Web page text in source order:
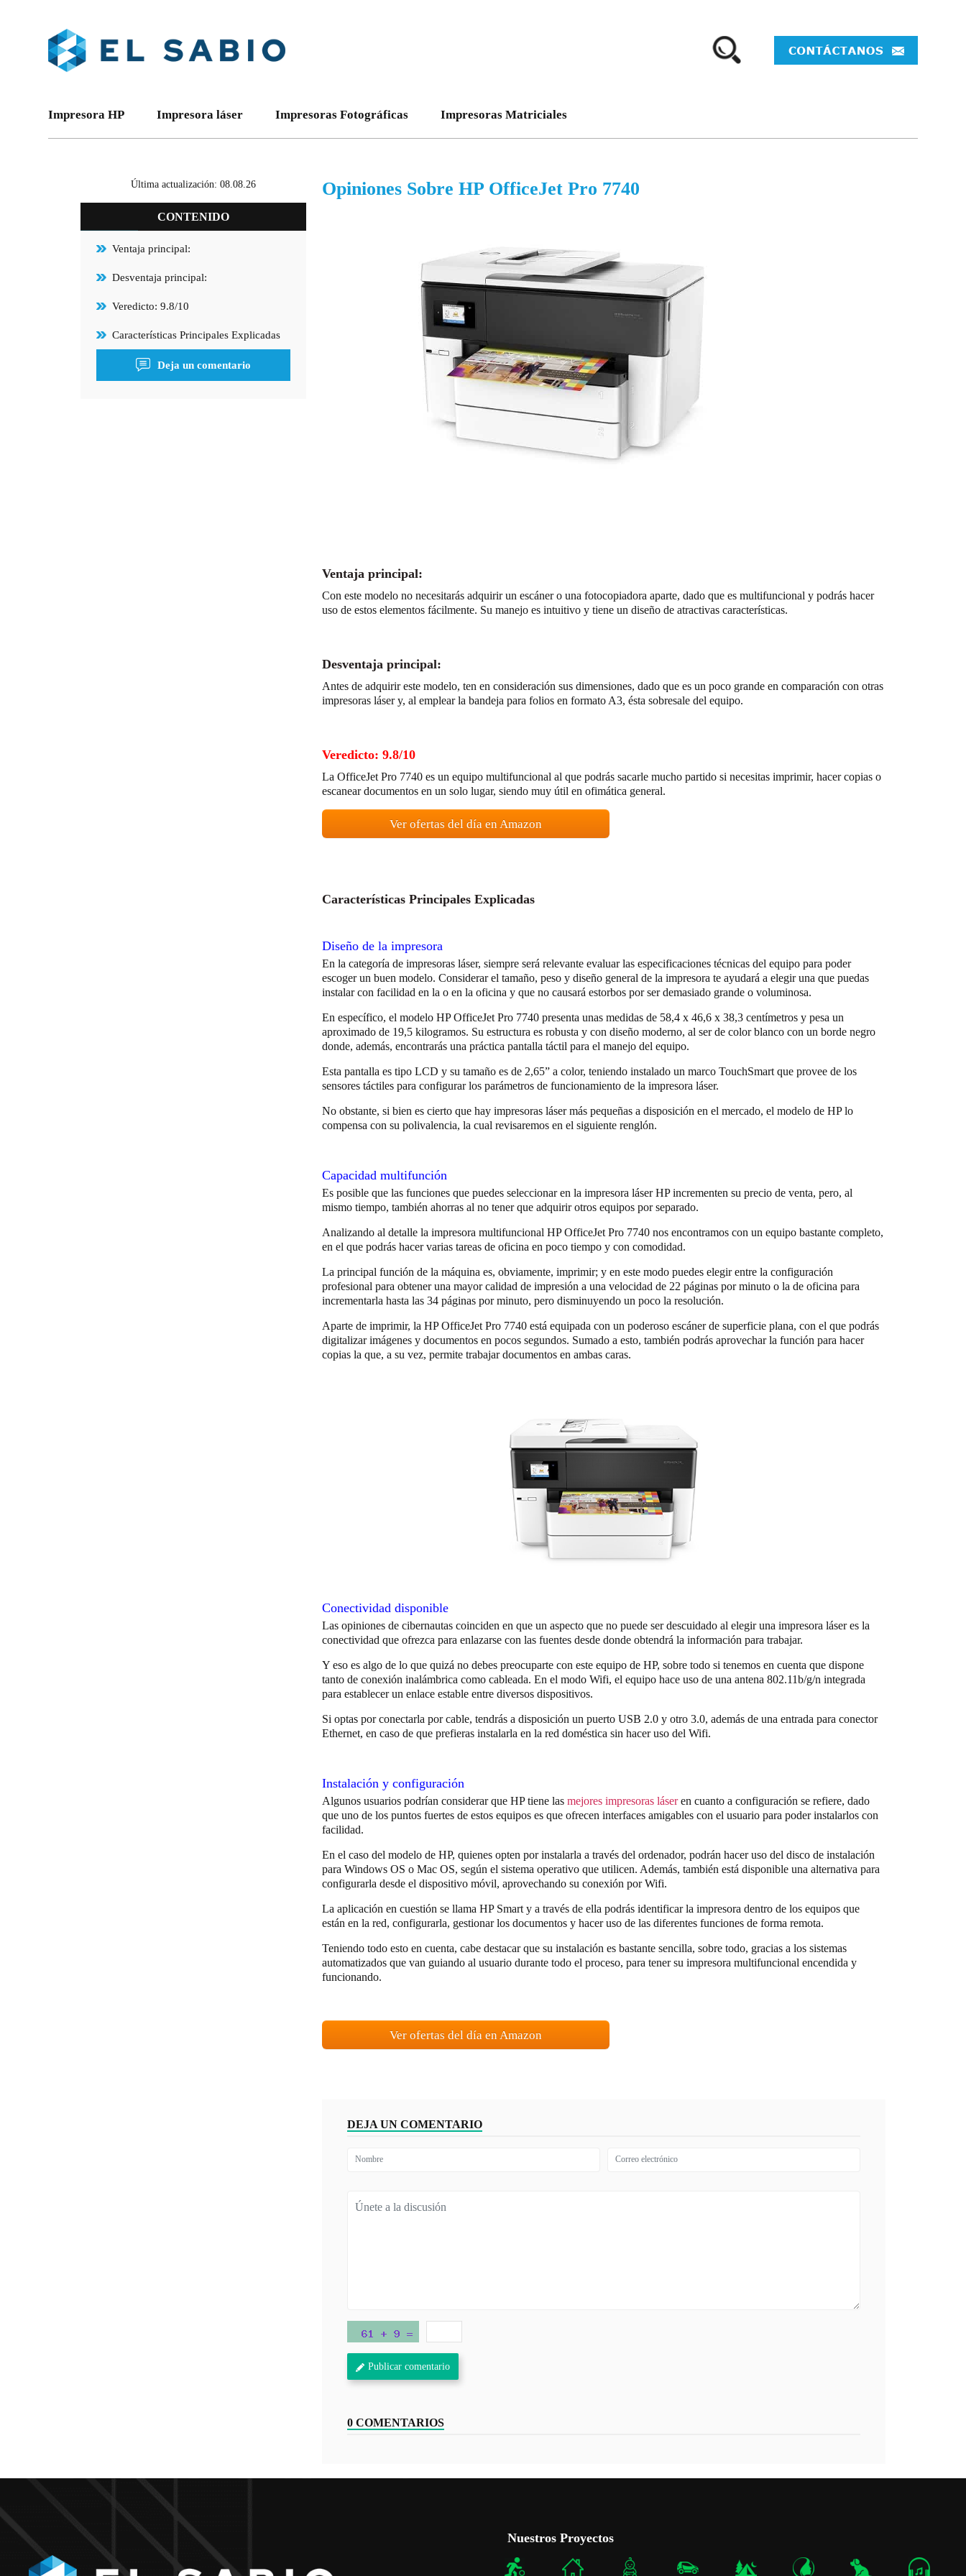
Impresora HP Impresora láser Impresoras Fotográficas Impresoras Matriciales
Última actualización: 08.08.26
CONTENIDO
Ventaja principal:
Desventaja principal:
Veredicto: 9.8/10
Características Principales Explicadas
Deja un comentario
Opiniones Sobre HP OfficeJet Pro 7740
Ventaja principal:
Con este modelo no necesitarás adquirir un escáner o una fotocopiadora aparte, dado que es multifuncional y podrás hacer
uso de estos elementos fácilmente. Su manejo es intuitivo y tiene un diseño de atractivas características.
Desventaja principal:
Antes de adquirir este modelo, ten en consideración sus dimensiones, dado que es un poco grande en comparación con otras
impresoras láser y, al emplear la bandeja para folios en formato A3, ésta sobresale del equipo.
Veredicto: 9.8/10
La OfficeJet Pro 7740 es un equipo multifuncional al que podrás sacarle mucho partido si necesitas imprimir, hacer copias o
escanear documentos en un solo lugar, siendo muy útil en ofimática general.
Ver ofertas del día en Amazon
Características Principales Explicadas
Diseño de la impresora
En la categoría de impresoras láser, siempre será relevante evaluar las especificaciones técnicas del equipo para poder
escoger un buen modelo. Considerar el tamaño, peso y diseño general de la impresora te ayudará a elegir una que puedas
instalar con facilidad en la o en la oficina y que no causará estorbos por ser demasiado grande o voluminosa.
En específico, el modelo HP OfficeJet Pro 7740 presenta unas medidas de 58,4 x 46,6 x 38,3 centímetros y pesa un
aproximado de 19,5 kilogramos. Su estructura es robusta y con diseño moderno, al ser de color blanco con un borde negro
donde, además, encontrarás una práctica pantalla táctil para el manejo del equipo.
Esta pantalla es tipo LCD y su tamaño es de 2,65” a color, teniendo instalado un marco TouchSmart que provee de los
sensores táctiles para configurar los parámetros de funcionamiento de la impresora láser.
No obstante, si bien es cierto que hay impresoras láser más pequeñas a disposición en el mercado, el modelo de HP lo
compensa con su polivalencia, la cual revisaremos en el siguiente renglón.
Capacidad multifunción
Es posible que las funciones que puedes seleccionar en la impresora láser HP incrementen su precio de venta, pero, al
mismo tiempo, también ahorras al no tener que adquirir otros equipos por separado.
Analizando al detalle la impresora multifuncional HP OfficeJet Pro 7740 nos encontramos con un equipo bastante completo,
en el que podrás hacer varias tareas de oficina en poco tiempo y con comodidad.
La principal función de la máquina es, obviamente, imprimir; y en este modo puedes elegir entre la configuración
profesional para obtener una mayor calidad de impresión a una velocidad de 22 páginas por minuto o la de oficina para
incrementarla hasta las 34 páginas por minuto, pero disminuyendo un poco la resolución.
Aparte de imprimir, la HP OfficeJet Pro 7740 está equipada con un poderoso escáner de superficie plana, con el que podrás
digitalizar imágenes y documentos en pocos segundos. Sumado a esto, también podrás aprovechar la función para hacer
copias la que, a su vez, permite trabajar documentos en ambas caras.
Conectividad disponible
Las opiniones de cibernautas coinciden en que un aspecto que no puede ser descuidado al elegir una impresora láser es la
conectividad que ofrezca para enlazarse con las fuentes desde donde obtendrá la información para trabajar.
Y eso es algo de lo que quizá no debes preocuparte con este equipo de HP, sobre todo si tenemos en cuenta que dispone
tanto de conexión inalámbrica como cableada. En el modo Wifi, el equipo hace uso de una antena 802.11b/g/n integrada
para establecer un enlace estable entre diversos dispositivos.
Si optas por conectarla por cable, tendrás a disposición un puerto USB 2.0 y otro 3.0, además de una entrada para conector
Ethernet, en caso de que prefieras instalarla en la red doméstica sin hacer uso del Wifi.
Instalación y configuración
Algunos usuarios podrían considerar que HP tiene lasmejores impresoras láseren cuanto a configuración se refiere, dado
que uno de los puntos fuertes de estos equipos es que ofrecen interfaces amigables con el usuario para poder instalarlos con
facilidad.
En el caso del modelo de HP, quienes opten por instalarla a través del ordenador, podrán hacer uso del disco de instalación
para Windows OS o Mac OS, según el sistema operativo que utilicen. Además, también está disponible una alternativa para
configurarla desde el dispositivo móvil, aprovechando su conexión por Wifi.
La aplicación en cuestión se llama HP Smart y a través de ella podrás identificar la impresora dentro de los equipos que
están en la red, configurarla, gestionar los documentos y hacer uso de las diferentes funciones de forma remota.
Teniendo todo esto en cuenta, cabe destacar que su instalación es bastante sencilla, sobre todo, gracias a los sistemas
automatizados que van guiando al usuario durante todo el proceso, para tener su impresora multifuncional encendida y
funcionando.
Ver ofertas del día en Amazon
DEJA UN COMENTARIO
Publicar comentario
0 COMENTARIOS
Nuestros Proyectos